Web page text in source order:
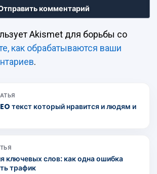
Akismet для борьбы со
как обрабатываются ваши
.
текст который нравится и людям и
ключевых слов: как одна ошибка
трафик